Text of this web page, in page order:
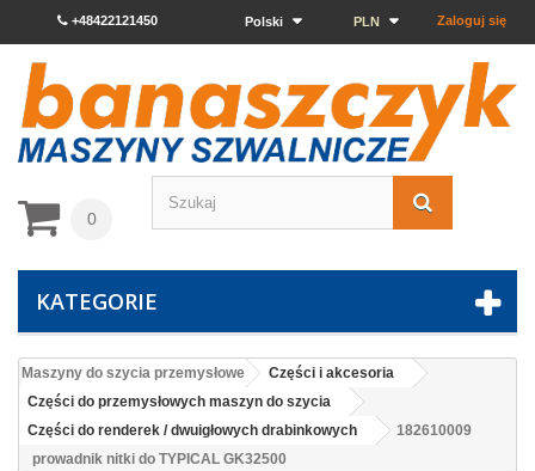
Zaloguj się
PLN
Polski
+48422121450
0
KATEGORIE
Maszyny do szycia przemysłowe
Części i akcesoria
Części do przemysłowych maszyn do szycia
Części do renderek / dwuigłowych drabinkowych
182610009
prowadnik nitki do TYPICAL GK32500